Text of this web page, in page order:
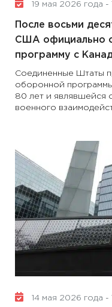
19 мая 2026 года -
После восьми
США официально
программу с
Соединенные Штаты
оборонной
80 лет и являвшейся
военного
14 мая 2026 года -